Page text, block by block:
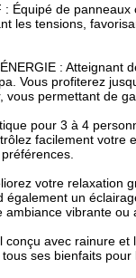
: Équipé de
les tensions,
:
Vous profiterez
permettant de
pour 3 à 4
facilement
votre
un
vibrante ou
conçu avec rainure
ses bienfaits